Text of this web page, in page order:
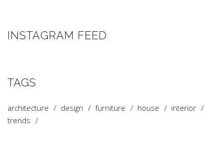
INSTAGRAM FEED
TAGS
architecture design furniture house
interior
trends